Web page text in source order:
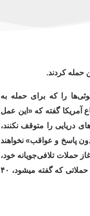
را که برای حمله به
گفته که «این عمل
دریایی را متوقف نکنند،
پاسخ و عواقب» نخواهند
حملات تلافی‌جویانه خود،
۸۵ هدف شبه‌نظامیان مورد حمایت سپاه پاسداران رژیم در عراق و سوریه را مورد اصابت قرار داده بود. حملاتی که گفته میشود، ۴۰